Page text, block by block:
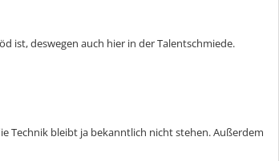
ist, deswegen auch hier in der Talentschmiede.
Technik bleibt ja bekanntlich nicht stehen. Außerdem